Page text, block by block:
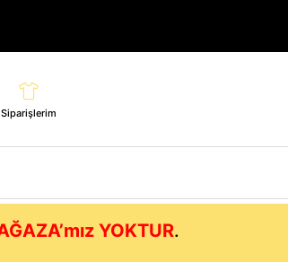
Siparişlerim
YOKTUR.